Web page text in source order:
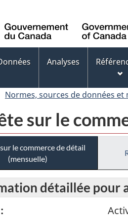
Analyses
Normes, sources de données et
sur le
le commerce de détail
(mensuelle)
détaillée pour